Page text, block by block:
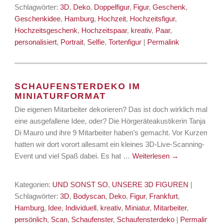
Schlagwörter:3D, Deko, Doppelfigur, Figur,Geschenk,
Geschenkidee, Hamburg, Hochzeit, Hochzeitsfigur,
Hochzeitsgeschenk, Hochzeitspaar, kreativ, Paar,
personalisiert, Portrait, Selfie,Tortenfigur | Permalink
SCHAUFENSTERDEKO IM
MINIATURFORMAT
Die eigenen Mitarbeiter dekorieren? Das ist doch wirklich mal
eine ausgefallene Idee, oder? Die Hörgeräteakustikerin Tanja
Di Mauro und ihre 9 Mitarbeiter haben’s gemacht. Vor Kurzem
hatten wir dort vorort allesamt ein kleines 3D-Live-Scanning-
Event und viel Spaß dabei. Es hat …Weiterlesen →
Kategorien: UND SONST SO, UNSERE 3D FIGUREN |
Schlagwörter:3D, Bodyscan, Deko, Figur, Frankfurt,
Hamburg, Idee, Individuell, kreativ, Miniatur, Mitarbeiter,
persönlich, ‪Scan‬, Schaufenster, Schaufensterdeko | Permalink